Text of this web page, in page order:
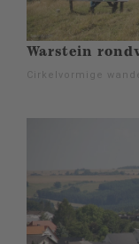
Warstein
Cirkelvormige